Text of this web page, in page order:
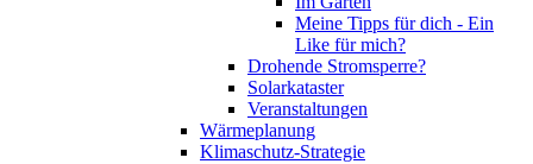
Meine Tipps für dich - Ein
Like für mich?
Drohende Stromsperre?
Solarkataster
Veranstaltungen
Wärmeplanung
Klimaschutz-Strategie